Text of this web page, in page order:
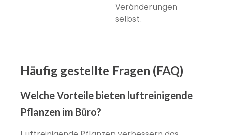
Veränderungen
selbst.
Häufig gestellte Fragen (FAQ)
Welche Vorteile bieten luftreinigende
Pflanzen im Büro?